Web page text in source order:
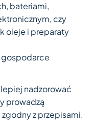
bateriami,
czy
oleje i preparaty
gospodarce
nadzorować
prowadzą
z przepisami.